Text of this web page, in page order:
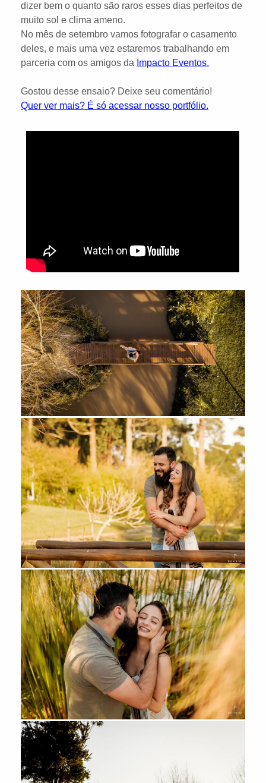
dizer bem o quanto são raros esses dias perfeitos de
muito sol e clima ameno.
No mês de setembro vamos fotografar o casamento
deles, e mais uma vez estaremos trabalhando em
parceria com os amigos da Impacto Eventos.
Gostou desse ensaio? Deixe seu comentário!
Quer ver mais? É só acessar nosso portfólio.